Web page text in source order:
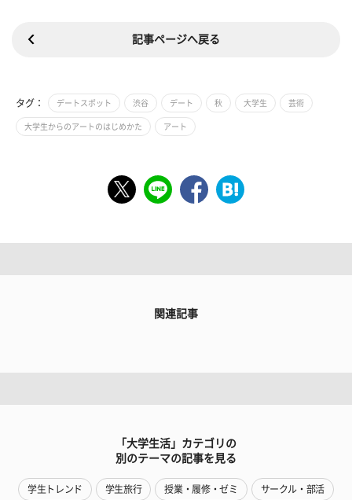
記事ページへ戻る
タグ： デートスポット 渋谷 デート 秋 大学生 芸術
大学生からのアートのはじめかた アート
関連記事
「大学生活」カテゴリの
別のテーマの記事を見る
学生トレンド 学生旅行 授業・履修・ゼミ サークル・部活